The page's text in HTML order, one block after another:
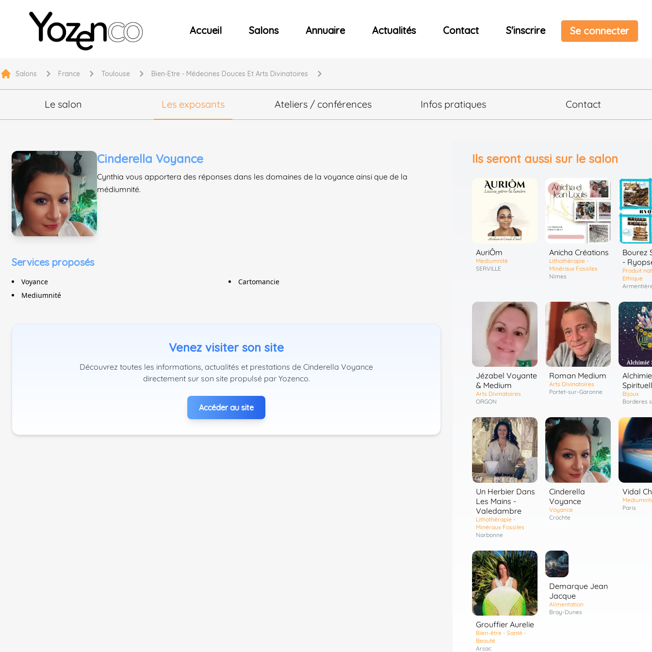
Yozenco - Organisateur de Salons, Evénements et Concerts
Accueil Salons Annuaire Actualités Contact S'inscrire Se connecter
Salons France Toulouse Bien-Etre - Médecines Douces Et Arts Divinatoires
Le salon Les exposants Ateliers / conférences Infos pratiques Contact
Cinderella Voyance
Cynthia vous apportera des réponses dans les domaines de la voyance ainsi que de la
médiumnité.
Services proposés
Voyance
Cartomancie
Mediumnité
Venez visiter son site
Découvrez toutes les informations, actualités et prestations de Cinderella Voyance
directement sur son site propulsé par Yozenco.
Accéder au site
Ils seront aussi sur le salon
AuriÔm
Mediumnité
SERVILLE
Anicha Créations
Lithothérapie -
Minéraux Fossiles
Nimes
Bourez
-
Produit
Ethique
Jézabel Voyante
& Medium
Arts Divinatoires
ORGON
Roman Medium
Arts Divinatoires
Portet-sur-Garonne
Alchimie
Bijoux
Borderes
Un Herbier Dans
Les Mains -
Valedambre
Lithothérapie -
Minéraux Fossiles
Narbonne
Cinderella
Voyance
Voyance
Crochte
Vidal
Paris
Grouffier Aurelie
Bien-être - Santé -
Beauté
Arsac
Demarque Jean
Jacque
Alimentation
Bray-Dunes